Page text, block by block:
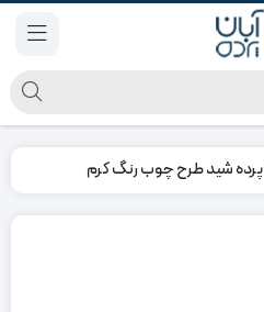
پرده شید طرح چوب رنگ کرم